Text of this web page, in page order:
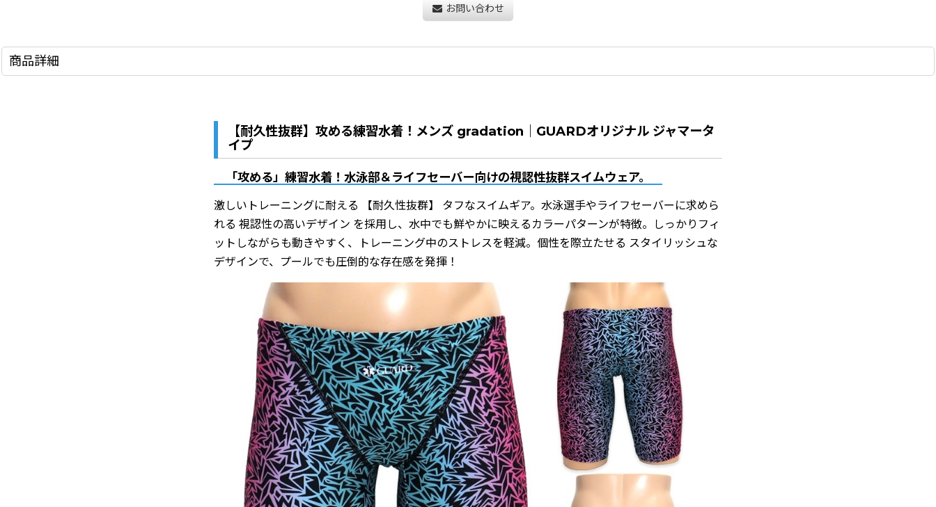
お問い合わせ
商品詳細
【耐久性抜群】攻める練習水着！メンズ gradation｜GUARDオリジナル ジャマータ
イプ
「攻める」練習水着！水泳部＆ライフセーバー向けの視認性抜群スイムウェア。
激しいトレーニングに耐える 【耐久性抜群】 タフなスイムギア。水泳選手やライフセーバーに求めら
れる 視認性の高いデザイン を採用し、水中でも鮮やかに映えるカラーパターンが特徴。しっかりフィ
ットしながらも動きやすく、トレーニング中のストレスを軽減。個性を際立たせる スタイリッシュな
デザインで、プールでも圧倒的な存在感を発揮！